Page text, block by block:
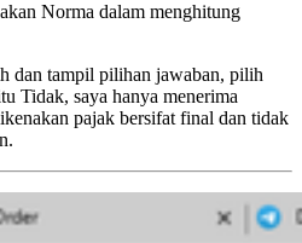
Norma dalam menghitung
dan tampil pilihan jawaban, pilih
Tidak, saya hanya menerima
pajak bersifat final dan tidak